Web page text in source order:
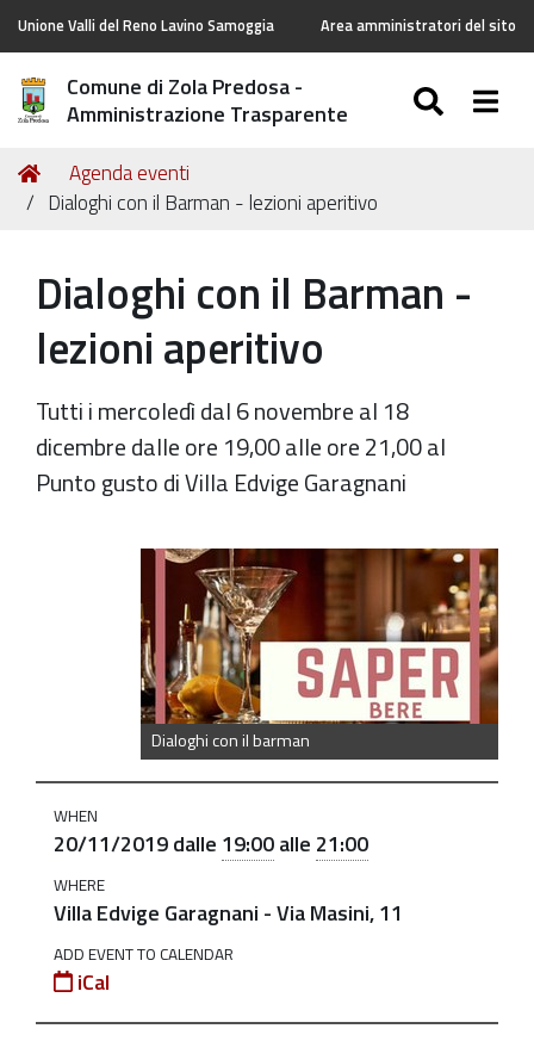
Unione Valli del Reno Lavino Samoggia Area amministratori del sito
Comune di Zola Predosa -
Amministrazione Trasparente
Tu
sei
Home
Agenda eventi
Dialoghi con il Barman - lezioni aperitivo
Dialoghi con il Barman -
lezioni aperitivo
Tutti i mercoledì dal 6 novembre al 18
dicembre dalle ore 19,00 alle ore 21,00 al
Punto gusto di Villa Edvige Garagnani
Dialoghi con il barman
https://old.comune.zolapredosa.bo.it/events/dialoghi-
11
Dialoghi
con
Barman
lezioni
aperitivo
WHEN
20/11/2019dalle 19:00alle 21:00
WHERE
Villa Edvige Garagnani - Via Masini, 11
ADD EVENT TO CALENDAR
iCal